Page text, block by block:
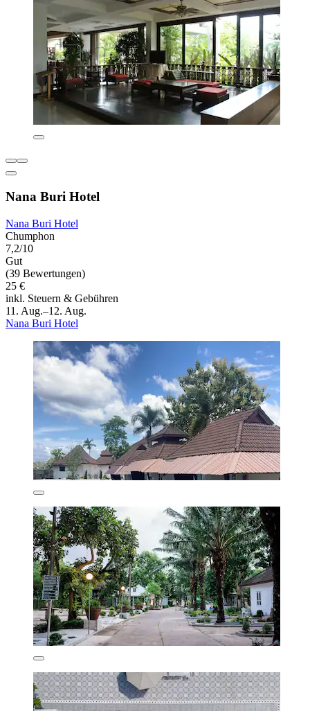
Nana Buri Hotel
Nana Buri Hotel
Chumphon
7,2/10
Gut
(39 Bewertungen)
25 €
inkl. Steuern & Gebühren
11. Aug.–12. Aug.
Nana Buri Hotel